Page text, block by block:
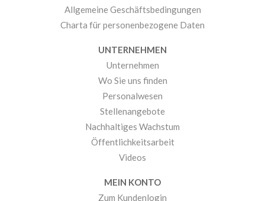
Allgemeine Geschäftsbedingungen
Charta für personenbezogene Daten
UNTERNEHMEN
Unternehmen
Wo Sie uns finden
Personalwesen
Stellenangebote
Nachhaltiges Wachstum
Öffentlichkeitsarbeit
Videos
MEIN KONTO
Zum Kundenlogin